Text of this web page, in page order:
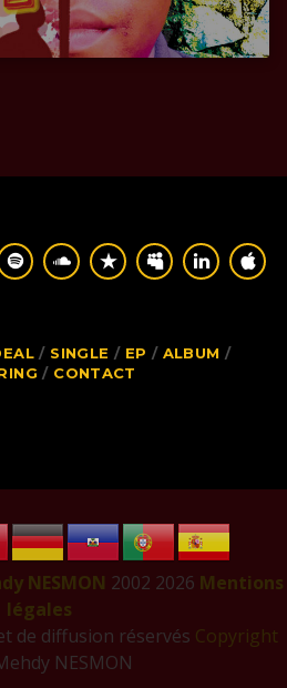
SINGLE EP
ALBUM
CONTACT
NESMON 2002 2026 Mentions
légales
de diffusion réservés Copyright
NESMON